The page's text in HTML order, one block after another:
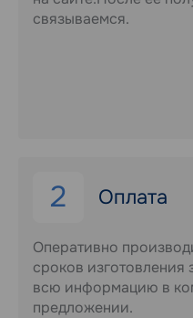
связываемся.
2 Оплата
Оперативно
сроков изготовления
всю информацию в
предложении.